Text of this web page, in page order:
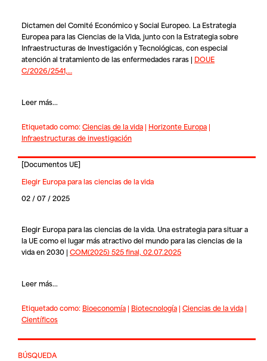
Dictamen del Comité Económico y Social Europeo. La Estrategia
Europea para las Ciencias de la Vida, junto con la Estrategia sobre
Infraestructuras de Investigación y Tecnológicas, con especial
atención al tratamiento de las enfermedades raras | DOUE
C/2026/2541,…
Leer más...
Etiquetado como:Ciencias de la vida| Horizonte Europa|
Infraestructuras de investigación
[Documentos UE]
Elegir Europa para las ciencias de la vida
02 / 07 / 2025
Elegir Europa para las ciencias de la vida. Una estrategia para situar a
la UE como el lugar más atractivo del mundo para las ciencias de la
vida en 2030 | COM(2025) 525 final, 02.07.2025
Leer más...
Etiquetado como: Bioeconomía| Biotecnología| Ciencias de la vida|
Científicos
BÚSQUEDA